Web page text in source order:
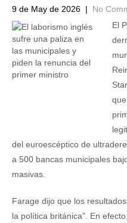
9 de May de 2026 | No
El
del euroescéptico de
a 500 bancas municipales
masivas.
Farage dijo que los
la política británica”. En